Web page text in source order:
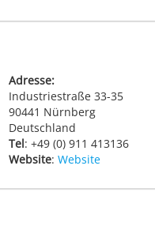
Adresse:
Industriestraße 33-35
90441 Nürnberg
Deutschland
Tel: +49 (0) 911 413136
Website: Website